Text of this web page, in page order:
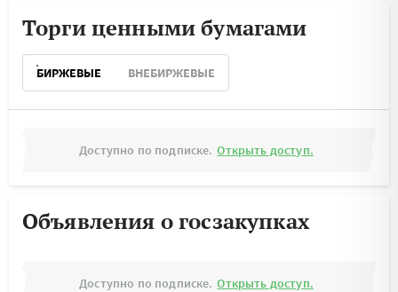
Торги ценными бумагами
БИРЖЕВЫЕ ВНЕБИРЖЕВЫЕ
Доступно по подписке. Открыть доступ.
Объявления о госзакупках
Доступно по подписке. Открыть доступ.